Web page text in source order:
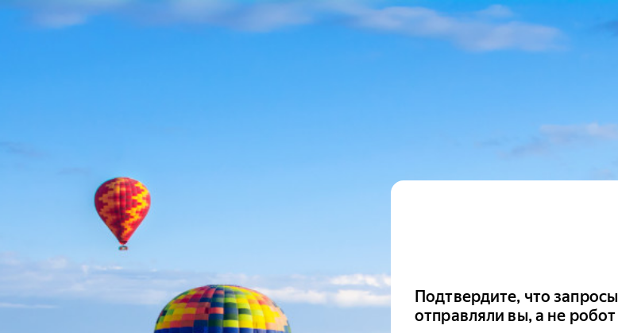
Подтвердите, что запросы
отправляли вы, а не робот